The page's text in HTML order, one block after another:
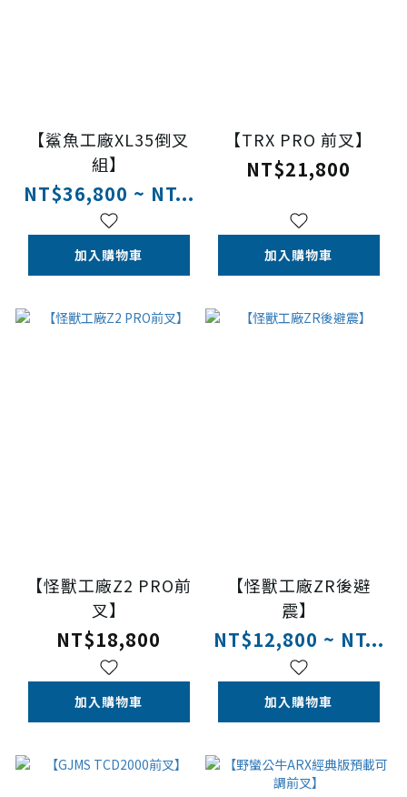
【鯊魚工廠XL35倒叉
組】
NT$36,800 ~ NT...
加入購物車
【TRX PRO 前叉】
NT$21,800
加入購物車
【怪獸工廠Z2 PRO前
叉】
NT$18,800
加入購物車
【怪獸工廠ZR後避
震】
NT$12,800 ~ NT...
加入購物車